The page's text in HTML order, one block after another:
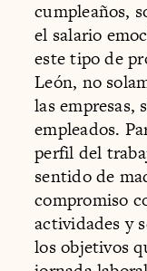
cumpleaños,
el salario
este tipo de
León, no
las empresas,
empleados.
perfil del
sentido de
compromiso
actividades y
los objetivos